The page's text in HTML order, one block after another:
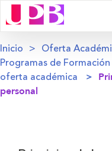
Inicio Oferta
Programas de
oferta académica
personal